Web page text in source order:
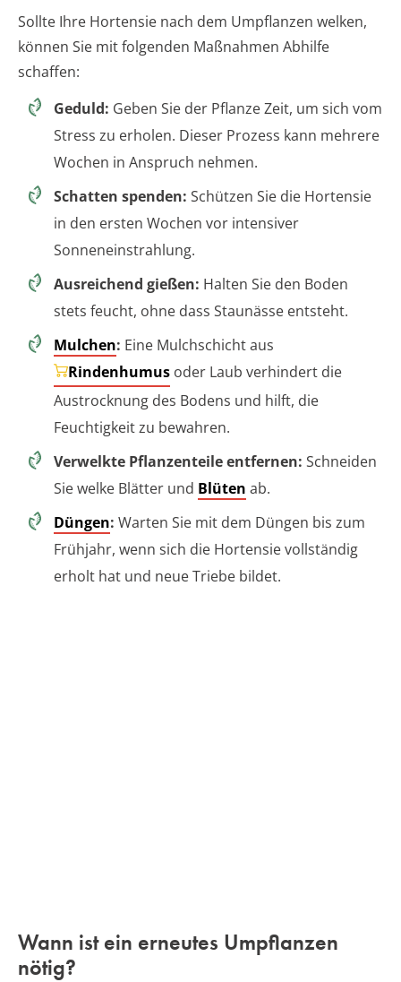
Sollte Ihre Hortensie nach dem Umpflanzen welken,
können Sie mit folgenden Maßnahmen Abhilfe
schaffen:
Geduld: Geben Sie der Pflanze Zeit, um sich vom
Stress zu erholen. Dieser Prozess kann mehrere
Wochen in Anspruch nehmen.
Schatten spenden: Schützen Sie die Hortensie
in den ersten Wochen vor intensiver
Sonneneinstrahlung.
Ausreichend gießen: Halten Sie den Boden
stets feucht, ohne dass Staunässe entsteht.
Mulchen: Eine Mulchschicht aus
Rindenhumus oder Laub verhindert die
Austrocknung des Bodens und hilft, die
Feuchtigkeit zu bewahren.
Verwelkte Pflanzenteile entfernen: Schneiden
Sie welke Blätter und Blüten ab.
Düngen: Warten Sie mit dem Düngen bis zum
Frühjahr, wenn sich die Hortensie vollständig
erholt hat und neue Triebe bildet.
Wann ist ein erneutes Umpflanzen
nötig?